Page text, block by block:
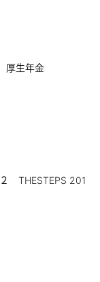
厚生年金
THESTEPS 201